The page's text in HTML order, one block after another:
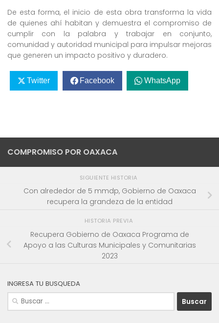
De esta forma, el inicio de esta obra transforma la vida
de quienes ahí habitan y demuestra el compromiso de
cumplir con la palabra y trabajar en conjunto,
comunidad y autoridad municipal para impulsar mejoras
que generen un impacto positivo y duradero.
Twitter Facebook WhatsApp
COMPROMISO POR OAXACA
SIGUIENTE HISTORIA
Con alrededor de 5 mmdp, Gobierno de Oaxaca
recupera la grandeza de la entidad
HISTORIA PREVIA
Recupera Gobierno de Oaxaca Programa de
Apoyo a las Culturas Municipales y Comunitarias
2023
INGRESA TU BUSQUEDA
Buscar: